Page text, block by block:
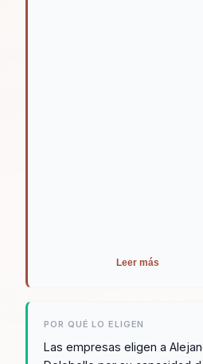
Leer más
POR QUÉ LO ELIGEN
Las empresas eligen a